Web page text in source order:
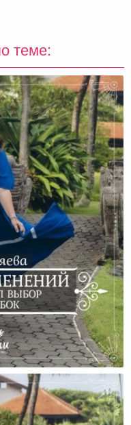
теме:
Сделал Выбор В